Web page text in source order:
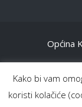
Općina
Kako bi vam
koristi kolačiće